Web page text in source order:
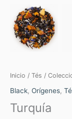
Inicio / Tés /
Black, Orígenes,
Turquía